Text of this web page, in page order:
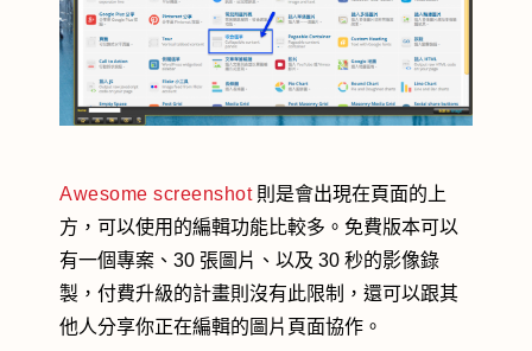
Awesome screenshot則是會出現在頁面的上
方，可以使用的編輯功能比較多。免費版本可以
有一個專案、30 張圖片、以及 30 秒的影像錄
製，付費升級的計畫則沒有此限制，還可以跟其
他人分享你正在編輯的圖片頁面協作。